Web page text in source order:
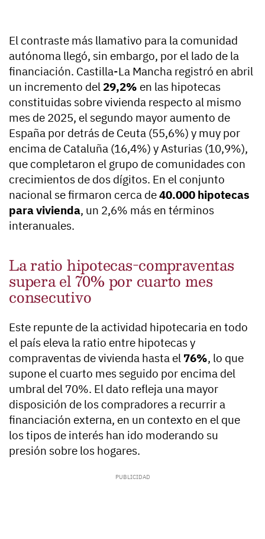
El contraste más llamativo para la comunidad
autónoma llegó, sin embargo, por el lado de la
financiación. Castilla-La Mancha registró en abril
un incremento del 29,2% en las hipotecas
constituidas sobre vivienda respecto al mismo
mes de 2025, el segundo mayor aumento de
España por detrás de Ceuta (55,6%) y muy por
encima de Cataluña (16,4%) y Asturias (10,9%),
que completaron el grupo de comunidades con
crecimientos de dos dígitos. En el conjunto
nacional se firmaron cerca de40.000 hipotecas
para vivienda, un 2,6% más en términos
interanuales.
La ratio hipotecas-compraventas
supera el 70% por cuarto mes
consecutivo
Este repunte de la actividad hipotecaria en todo
el país eleva la ratio entre hipotecas y
compraventas de vivienda hasta el 76%, lo que
supone el cuarto mes seguido por encima del
umbral del 70%. El dato refleja una mayor
disposición de los compradores a recurrir a
financiación externa, en un contexto en el que
los tipos de interés han ido moderando su
presión sobre los hogares.